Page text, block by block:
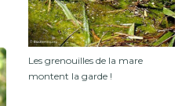
Les grenouilles de la mare
montent la garde !